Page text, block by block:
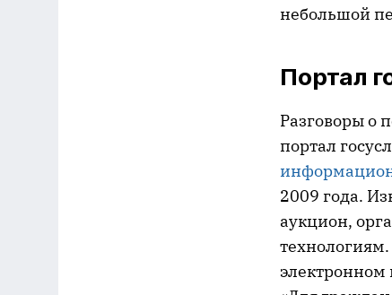
небольшой
Портал
Разговоры о
портал
2009 года.
аукцион,